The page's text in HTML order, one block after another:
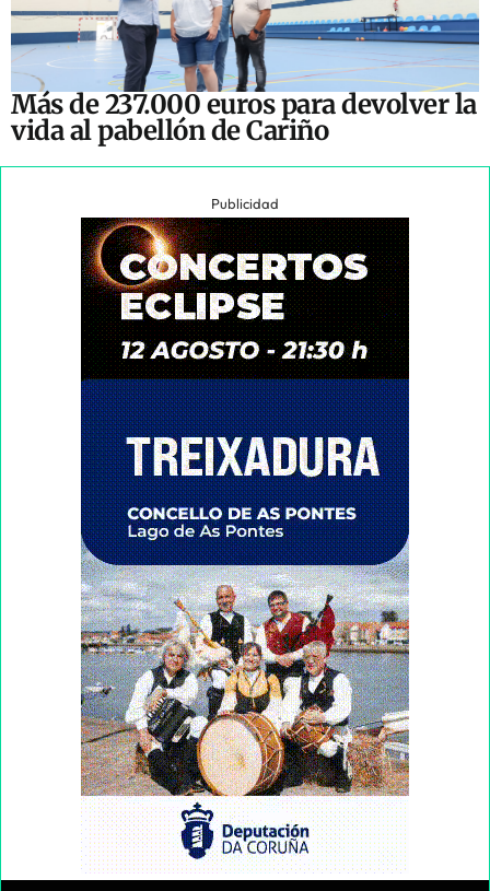
Más de 237.000 euros para devolver la
vida al pabellón de Cariño
Publicidad